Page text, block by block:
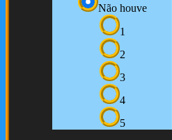
Não houve
1
2
3
4
5